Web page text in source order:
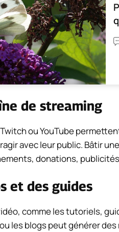
de streaming
ou YouTube
avec leur public. Bâtir
donations,
et des guides
comme les tutoriels,
les blogs peut générer